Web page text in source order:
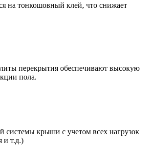
на тонкошовный клей, что снижает
перекрытия обеспечивают высокую
пола.
системы крыши с учетом всех нагрузок
и т.д.)